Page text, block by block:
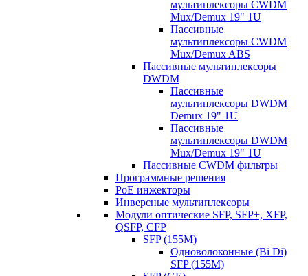
мультиплексоры CWDM
Mux/Demux 19" 1U
Пассивные
мультиплексоры CWDM
Mux/Demux ABS
Пассивные мультиплексоры
DWDM
Пассивные
мультиплексоры DWDM
Demux 19" 1U
Пассивные
мультиплексоры DWDM
Mux/Demux 19" 1U
Пассивные CWDM фильтры
Программные решения
PoE инжекторы
Инверсные мультиплексоры
Модули оптические SFP, SFP+, XFP,
QSFP, CFP
SFP (155M)
Одноволоконные (Bi Di)
SFP (155M)